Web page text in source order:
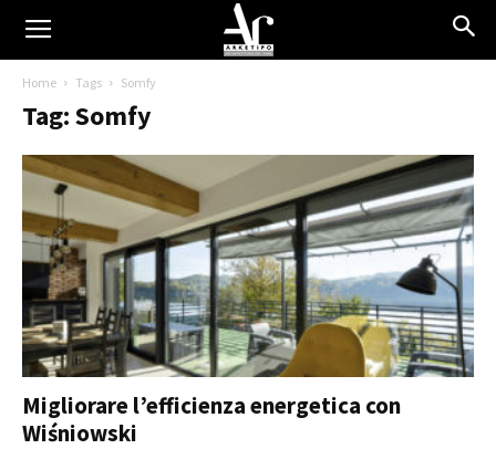
Home Tags Somfy
Tag: Somfy
Migliorare l’efficienza energetica con
Wiśniowski